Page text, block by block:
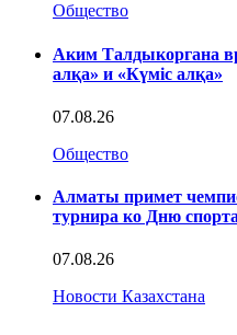
Общество
Аким Талдыкоргана
алқа» и «Күміс алқа»
07.08.26
Общество
Алматы примет
турнира ко Дню спорта
07.08.26
Новости Казахстана